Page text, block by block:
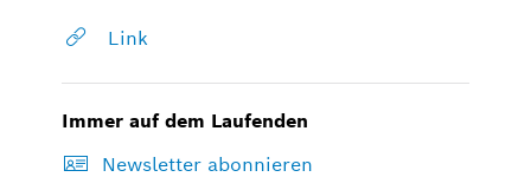
Link
Immer auf dem Laufenden
Newsletter abonnieren